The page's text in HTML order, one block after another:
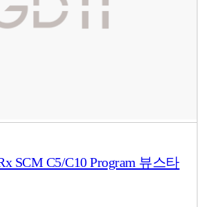
SCM C5/C10 Program 뷰스타